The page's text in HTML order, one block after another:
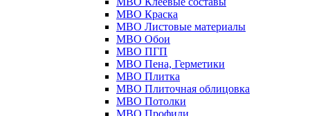
МВО Краска
МВО Листовые материалы
МВО Обои
МВО ПГП
МВО Пена, Герметики
МВО Плитка
МВО Плиточная облицовка
МВО Потолки
МВО Профили